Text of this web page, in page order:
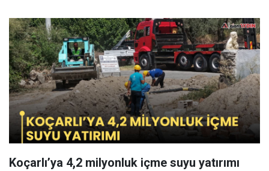
Koçarlı’ya 4,2 milyonluk içme suyu yatırımı